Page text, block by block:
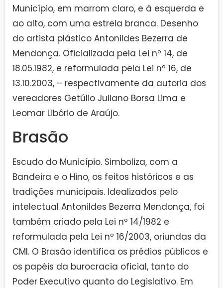
Município, em marrom claro, e à esquerda e
ao alto, com uma estrela branca. Desenho
do artista plástico Antonildes Bezerra de
Mendonça. Oficializada pela Lei nº 14, de
18.05.1982, e reformulada pela Lei nº 16, de
13.10.2003, – respectivamente da autoria dos
vereadores Getúlio Juliano Borsa Lima e
Leomar Libório de Araújo.
Brasão
Escudo do Município. Simboliza, com a
Bandeira e o Hino, os feitos históricos e as
tradições municipais. Idealizados pelo
intelectual Antonildes Bezerra Mendonça, foi
também criado pela Lei nº 14/1982 e
reformulada pela Lei nº 16/2003, oriundas da
CMI. O Brasão identifica os prédios públicos e
os papéis da burocracia oficial, tanto do
Poder Executivo quanto do Legislativo. Em